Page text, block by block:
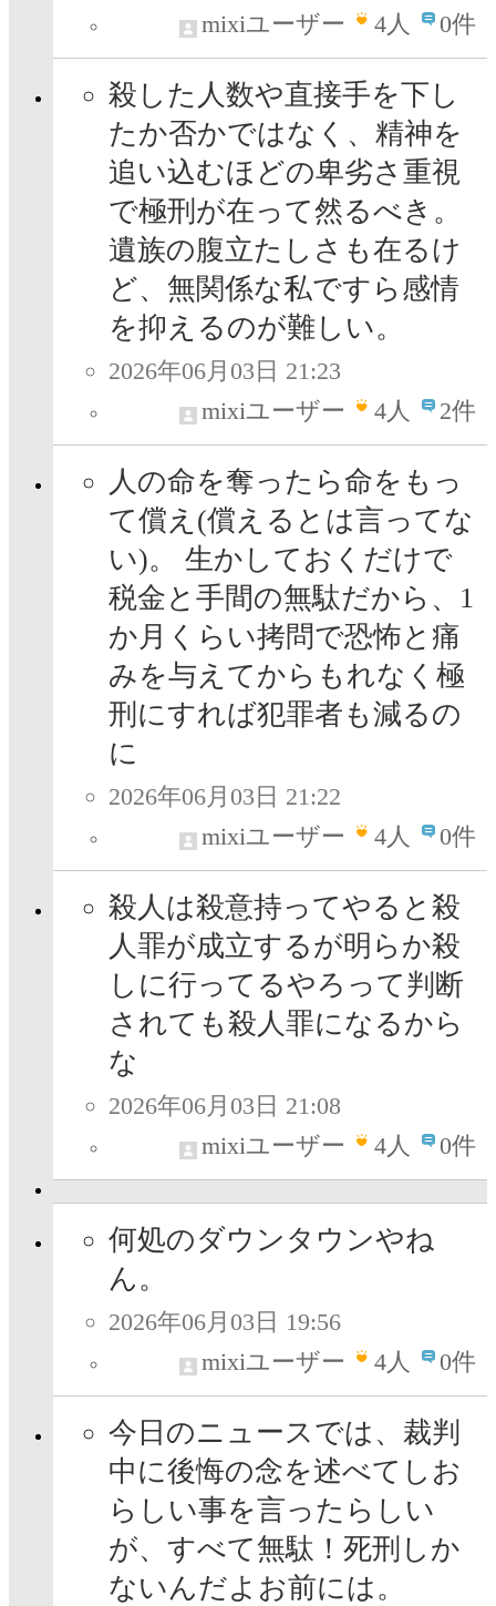
mixiユーザー
4人 0件
殺した人数や直接手を下し
たか否かではなく、精神を
追い込むほどの卑劣さ重視
で極刑が在って然るべき。
遺族の腹立たしさも在るけ
ど、無関係な私ですら感情
を抑えるのが難しい。
2026年06月03日 21:23
mixiユーザー
4人 2件
人の命を奪ったら命をもっ
て償え(償えるとは言ってな
い)。 生かしておくだけで
税金と手間の無駄だから、1
か月くらい拷問で恐怖と痛
みを与えてからもれなく極
刑にすれば犯罪者も減るの
に
2026年06月03日 21:22
mixiユーザー
4人 0件
殺人は殺意持ってやると殺
人罪が成立するが明らか殺
しに行ってるやろって判断
されても殺人罪になるから
な
2026年06月03日 21:08
mixiユーザー
4人 0件
何処のダウンタウンやね
ん。
2026年06月03日 19:56
mixiユーザー
4人 0件
今日のニュースでは、裁判
中に後悔の念を述べてしお
らしい事を言ったらしい
が、すべて無駄！死刑しか
ないんだよお前には。